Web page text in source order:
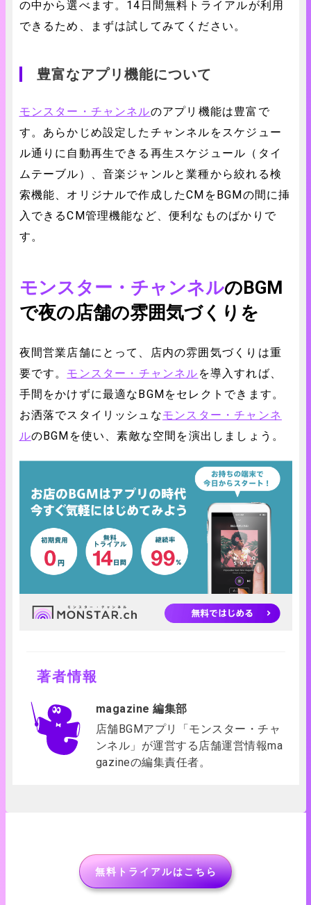
の中から選べます。14日間無料トライアルが利用
できるため、まずは試してみてください。
豊富なアプリ機能について
モンスター・チャンネルのアプリ機能は豊富で
す。あらかじめ設定したチャンネルをスケジュー
ル通りに自動再生できる再生スケジュール（タイ
ムテーブル）、音楽ジャンルと業種から絞れる検
索機能、オリジナルで作成したCMをBGMの間に挿
入できるCM管理機能など、便利なものばかりで
す。
モンスター・チャンネルのBGM
で夜の店舗の雰囲気づくりを
夜間営業店舗にとって、店内の雰囲気づくりは重
要です。 モンスター・チャンネル を導入すれば、
手間をかけずに最適なBGMをセレクトできます。
お洒落でスタイリッシュなモンスター・チャンネ
ルのBGMを使い、素敵な空間を演出しましょう。
著者情報
magazine 編集部
店舗BGMアプリ「モンスター・チャ
ンネル」が運営する店舗運営情報ma
gazineの編集責任者。
無料トライアルはこちら